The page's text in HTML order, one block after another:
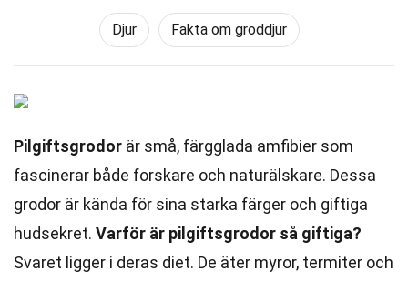
Djur Fakta om groddjur
Pilgiftsgrodor är små, färgglada amfibier som
fascinerar både forskare och naturälskare. Dessa
grodor är kända för sina starka färger och giftiga
hudsekret. Varför är pilgiftsgrodor så giftiga?
Svaret ligger i deras diet. De äter myror, termiter och